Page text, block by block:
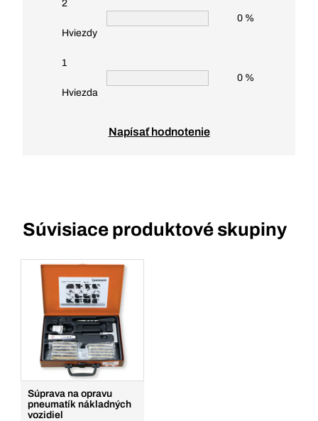
2
Hviezdy
0 %
1
Hviezda
0 %
Napísať hodnotenie
Súvisiace produktové skupiny
Súprava na opravu
pneumatík nákladných
vozidiel